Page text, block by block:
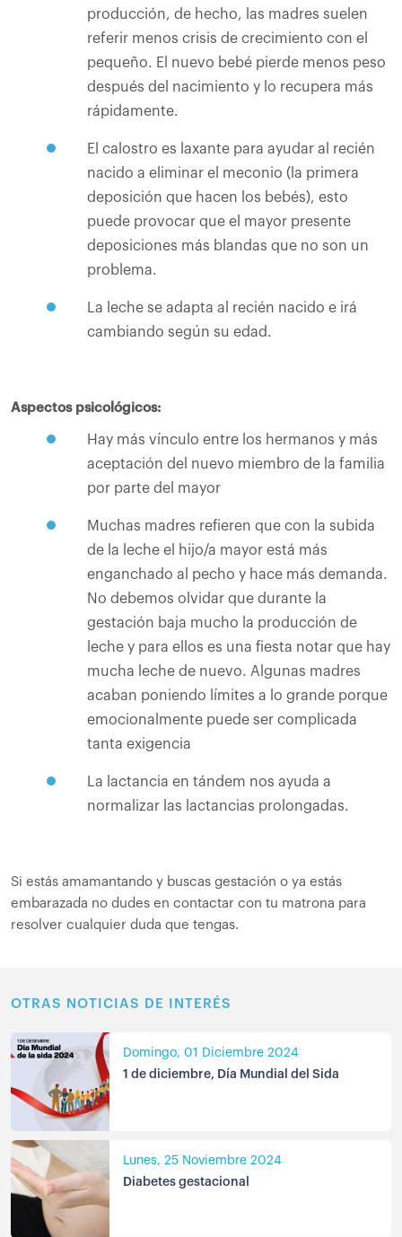
producción, de hecho, las madres suelen
referir menos crisis de crecimiento con el
pequeño. El nuevo bebé pierde menos peso
después del nacimiento y lo recupera más
rápidamente.
El calostro es laxante para ayudar al recién
nacido a eliminar el meconio (la primera
deposición que hacen los bebés), esto
puede provocar que el mayor presente
deposiciones más blandas que no son un
problema.
La leche se adapta al recién nacido e irá
cambiando según su edad.
Aspectos psicológicos:
Hay más vínculo entre los hermanos y más
aceptación del nuevo miembro de la familia
por parte del mayor
Muchas madres refieren que con la subida
de la leche el hijo/a mayor está más
enganchado al pecho y hace más demanda.
No debemos olvidar que durante la
gestación baja mucho la producción de
leche y para ellos es una fiesta notar que hay
mucha leche de nuevo. Algunas madres
acaban poniendo límites a lo grande porque
emocionalmente puede ser complicada
tanta exigencia
La lactancia en tándem nos ayuda a
normalizar las lactancias prolongadas.
Si estás amamantando y buscas gestación o ya estás
embarazada no dudes en contactar con tu matrona para
resolver cualquier duda que tengas.
OTRAS NOTICIAS DE INTERÉS
Domingo, 01 Diciembre 2024
1 de diciembre, Día Mundial del Sida
Lunes, 25 Noviembre 2024
Diabetes gestacional